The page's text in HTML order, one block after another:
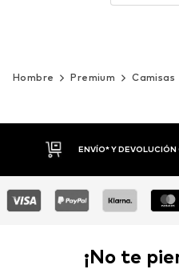
Hombre Premium Camisas
DEVOLUCIONES HASTA
¡No te